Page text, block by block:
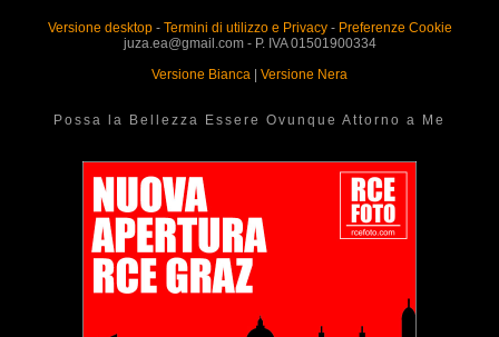
Versione desktop- Termini di utilizzo e Privacy- Preferenze Cookie
juza.ea@gmail.com - P. IVA 01501900334
Versione Bianca | Versione Nera
Possa la Bellezza Essere Ovunque Attorno a Me